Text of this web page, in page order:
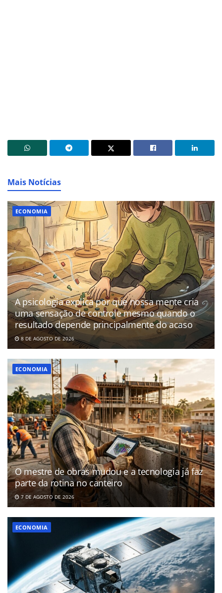
Mais Notícias
ECONOMIA
A psicologia explica por que nossa mente cria
uma sensação de controle mesmo quando o
resultado depende principalmente do acaso
8 DE AGOSTO DE 2026
ECONOMIA
O mestre de obras mudou e a tecnologia já faz
parte da rotina no canteiro
7 DE AGOSTO DE 2026
ECONOMIA